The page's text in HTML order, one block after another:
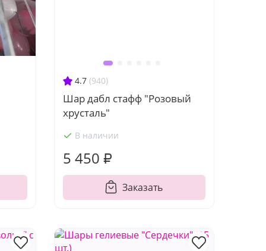
4.7 (940)
Шар дабл стафф "Розовый
хрусталь"
В наличии
5 450 ₽
Заказать